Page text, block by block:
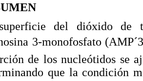
del dióxido de
3-monofosfato
de los nucleótidos se
que la condición